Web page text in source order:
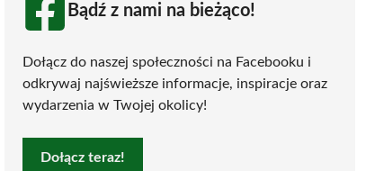
Bądź z nami na bieżąco!
Dołącz do naszej społeczności na Facebooku i
odkrywaj najświeższe informacje, inspiracje oraz
wydarzenia w Twojej okolicy!
Dołącz teraz!